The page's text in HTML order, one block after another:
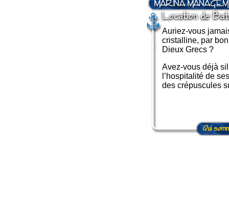
Auriez-vous
cristalline, par
Dieux Grecs ?
Avez-vous déjà
l’hospitalité de
des crépuscules